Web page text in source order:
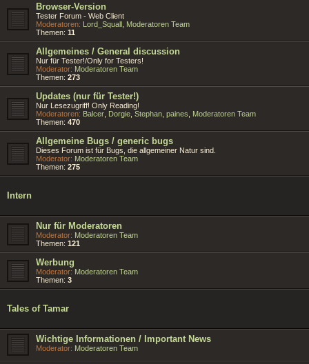
Browser-Version
Tester Forum - Web Client
Moderatoren: Lord_Squall Moderatoren Team
Themen: 11
Allgemeines / General discussion
Nur für Tester!/Only for Testers!
Moderator: Moderatoren Team
Themen: 273
Updates (nur für Tester!)
Nur Lesezugriff! Only Reading!
Moderatoren: Balcer Dorgie Stephan paines
Moderatoren Team
Themen: 470
Allgemeine Bugs / generic bugs
Dieses Forum ist für Bugs, die allgemeiner Natur sind.
Moderator: Moderatoren Team
Themen: 275
Intern
Nur für Moderatoren
Moderator: Moderatoren Team
Themen: 121
Werbung
Moderator: Moderatoren Team
Themen: 3
Tales of Tamar
Wichtige Informationen / Important News
Moderator: Moderatoren Team